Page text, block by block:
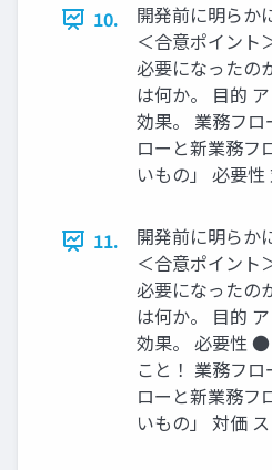
10.
開発前に明らか
＜合意ポイント
必要になったの
は何か。 目的
効果。 業務フロ
ローと新業務フ
いもの」 必要
11.
開発前に明らか
＜合意ポイント
必要になったの
は何か。 目的
効果。 必要性
こと！ 業務フ
ローと新業務フ
いもの」 対価